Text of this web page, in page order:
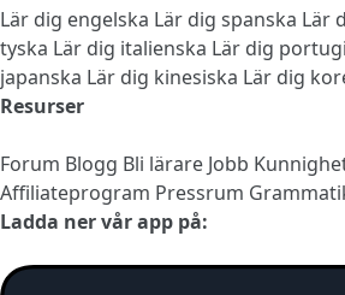
Lär dig engelska Lär dig spanska Lär
tyska Lär dig italienska Lär dig
japanska Lär dig kinesiska Lär dig
Resurser
Forum Blogg Bli lärare Jobb
Affiliateprogram Pressrum
Ladda ner vår app på: